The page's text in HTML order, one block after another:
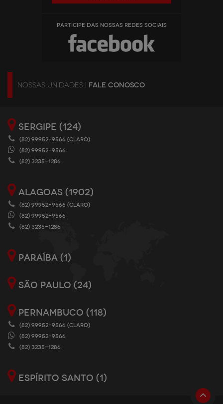
PARTICIPE DAS NOSSAS REDES SOCIAIS
NOSSAS UNIDADES | FALE CONOSCO
SERGIPE (124)
(82) 99952-9566 (CLARO)
(82) 99952-9566
(82) 3235-1286
ALAGOAS (1902)
(82) 99952-9566 (CLARO)
(82) 99952-9566
(82) 3235-1286
PARAÍBA (1)
SÃO PAULO (24)
PERNAMBUCO (118)
(82) 99952-9566 (CLARO)
(82) 99952-9566
(82) 3235-1286
ESPÍRITO SANTO (1)